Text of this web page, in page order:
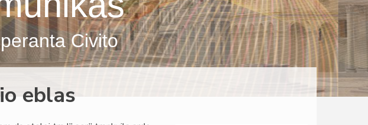
Civito
eblas